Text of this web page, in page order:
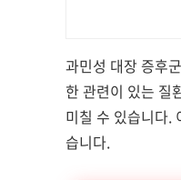
과민성 대장 증후
한 관련이 있는 질
미칠 수 있습니다.
습니다.